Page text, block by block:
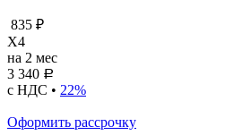
835 ₽
X4
на 2 мес
3 340 Р
с НДС • 22%
Оформить рассрочку